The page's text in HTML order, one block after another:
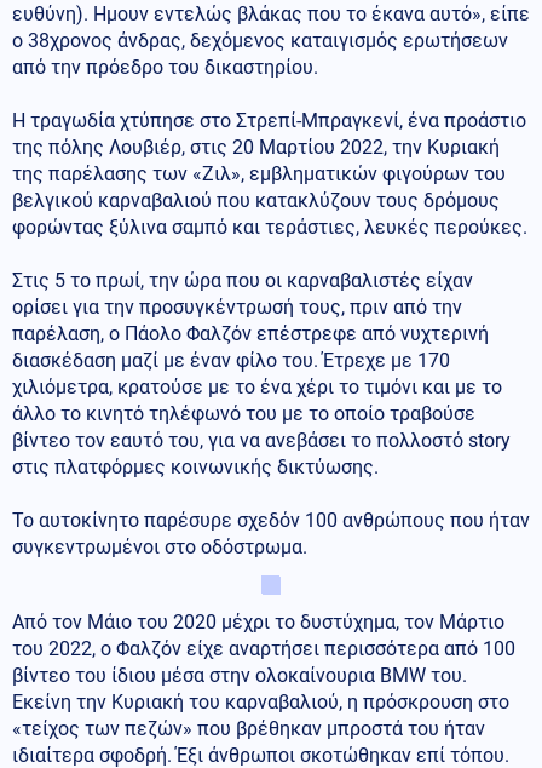
ευθύνη). Ημουν εντελώς βλάκας που το έκανα αυτό», είπε
ο 38χρονος άνδρας, δεχόμενος καταιγισμός ερωτήσεων
από την πρόεδρο του δικαστηρίου.
Η τραγωδία χτύπησε στο Στρεπί-Μπραγκενί, ένα προάστιο
της πόλης Λουβιέρ, στις 20 Μαρτίου 2022, την Κυριακή
της παρέλασης των «Ζιλ», εμβληματικών φιγούρων του
βελγικού καρναβαλιού που κατακλύζουν τους δρόμους
φορώντας ξύλινα σαμπό και τεράστιες, λευκές περούκες.
Στις 5 το πρωί, την ώρα που οι καρναβαλιστές είχαν
ορίσει για την προσυγκέντρωσή τους, πριν από την
παρέλαση, ο Πάολο Φαλζόν επέστρεφε από νυχτερινή
διασκέδαση μαζί με έναν φίλο του. Έτρεχε με 170
χιλιόμετρα, κρατούσε με το ένα χέρι το τιμόνι και με το
άλλο το κινητό τηλέφωνό του με το οποίο τραβούσε
βίντεο τον εαυτό του, για να ανεβάσει το πολλοστό story
στις πλατφόρμες κοινωνικής δικτύωσης.
Το αυτοκίνητο παρέσυρε σχεδόν 100 ανθρώπους που ήταν
συγκεντρωμένοι στο οδόστρωμα.
Από τον Μάιο του 2020 μέχρι το δυστύχημα, τον Μάρτιο
του 2022, ο Φαλζόν είχε αναρτήσει περισσότερα από 100
βίντεο του ίδιου μέσα στην ολοκαίνουρια BMW του.
Εκείνη την Κυριακή του καρναβαλιού, η πρόσκρουση στο
«τείχος των πεζών» που βρέθηκαν μπροστά του ήταν
ιδιαίτερα σφοδρή. Έξι άνθρωποι σκοτώθηκαν επί τόπου.